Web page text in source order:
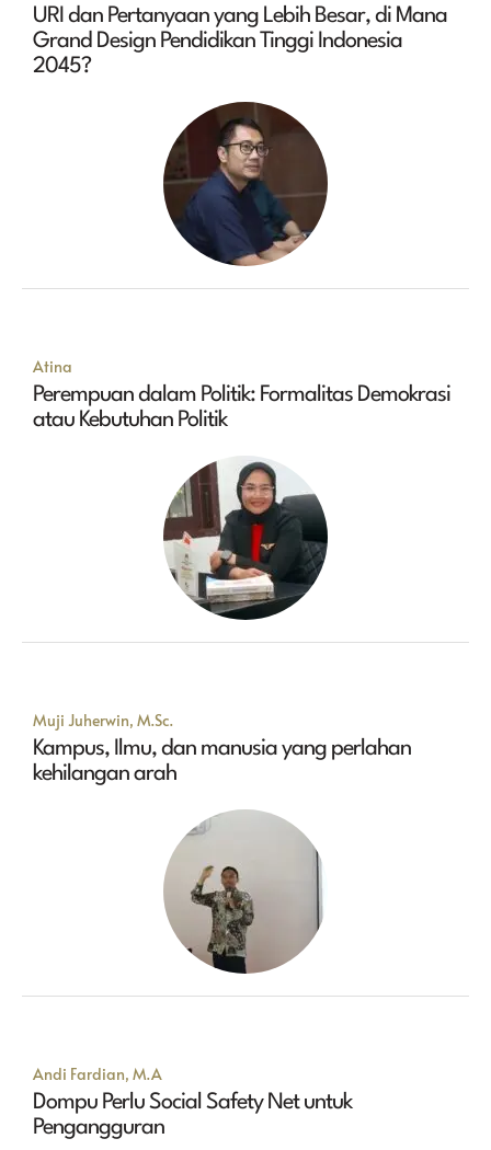
URI dan Pertanyaan yang Lebih Besar, di Mana
Grand Design Pendidikan Tinggi Indonesia
2045?
Atina
Perempuan dalam Politik: Formalitas Demokrasi
atau Kebutuhan Politik
Muji Juherwin, M.Sc.
Kampus, Ilmu, dan manusia yang perlahan
kehilangan arah
Andi Fardian, M.A
Dompu Perlu Social Safety Net untuk
Pengangguran